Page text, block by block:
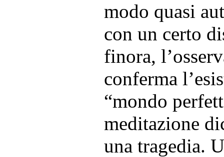
modo quasi
con un certo
finora,
conferma
“mondo
meditazione
una tragedia.